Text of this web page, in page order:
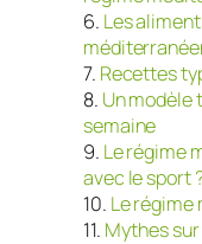
Les
Recettes
Un modèle
semaine
Le régime
avec le sport
Le régime
Mythes